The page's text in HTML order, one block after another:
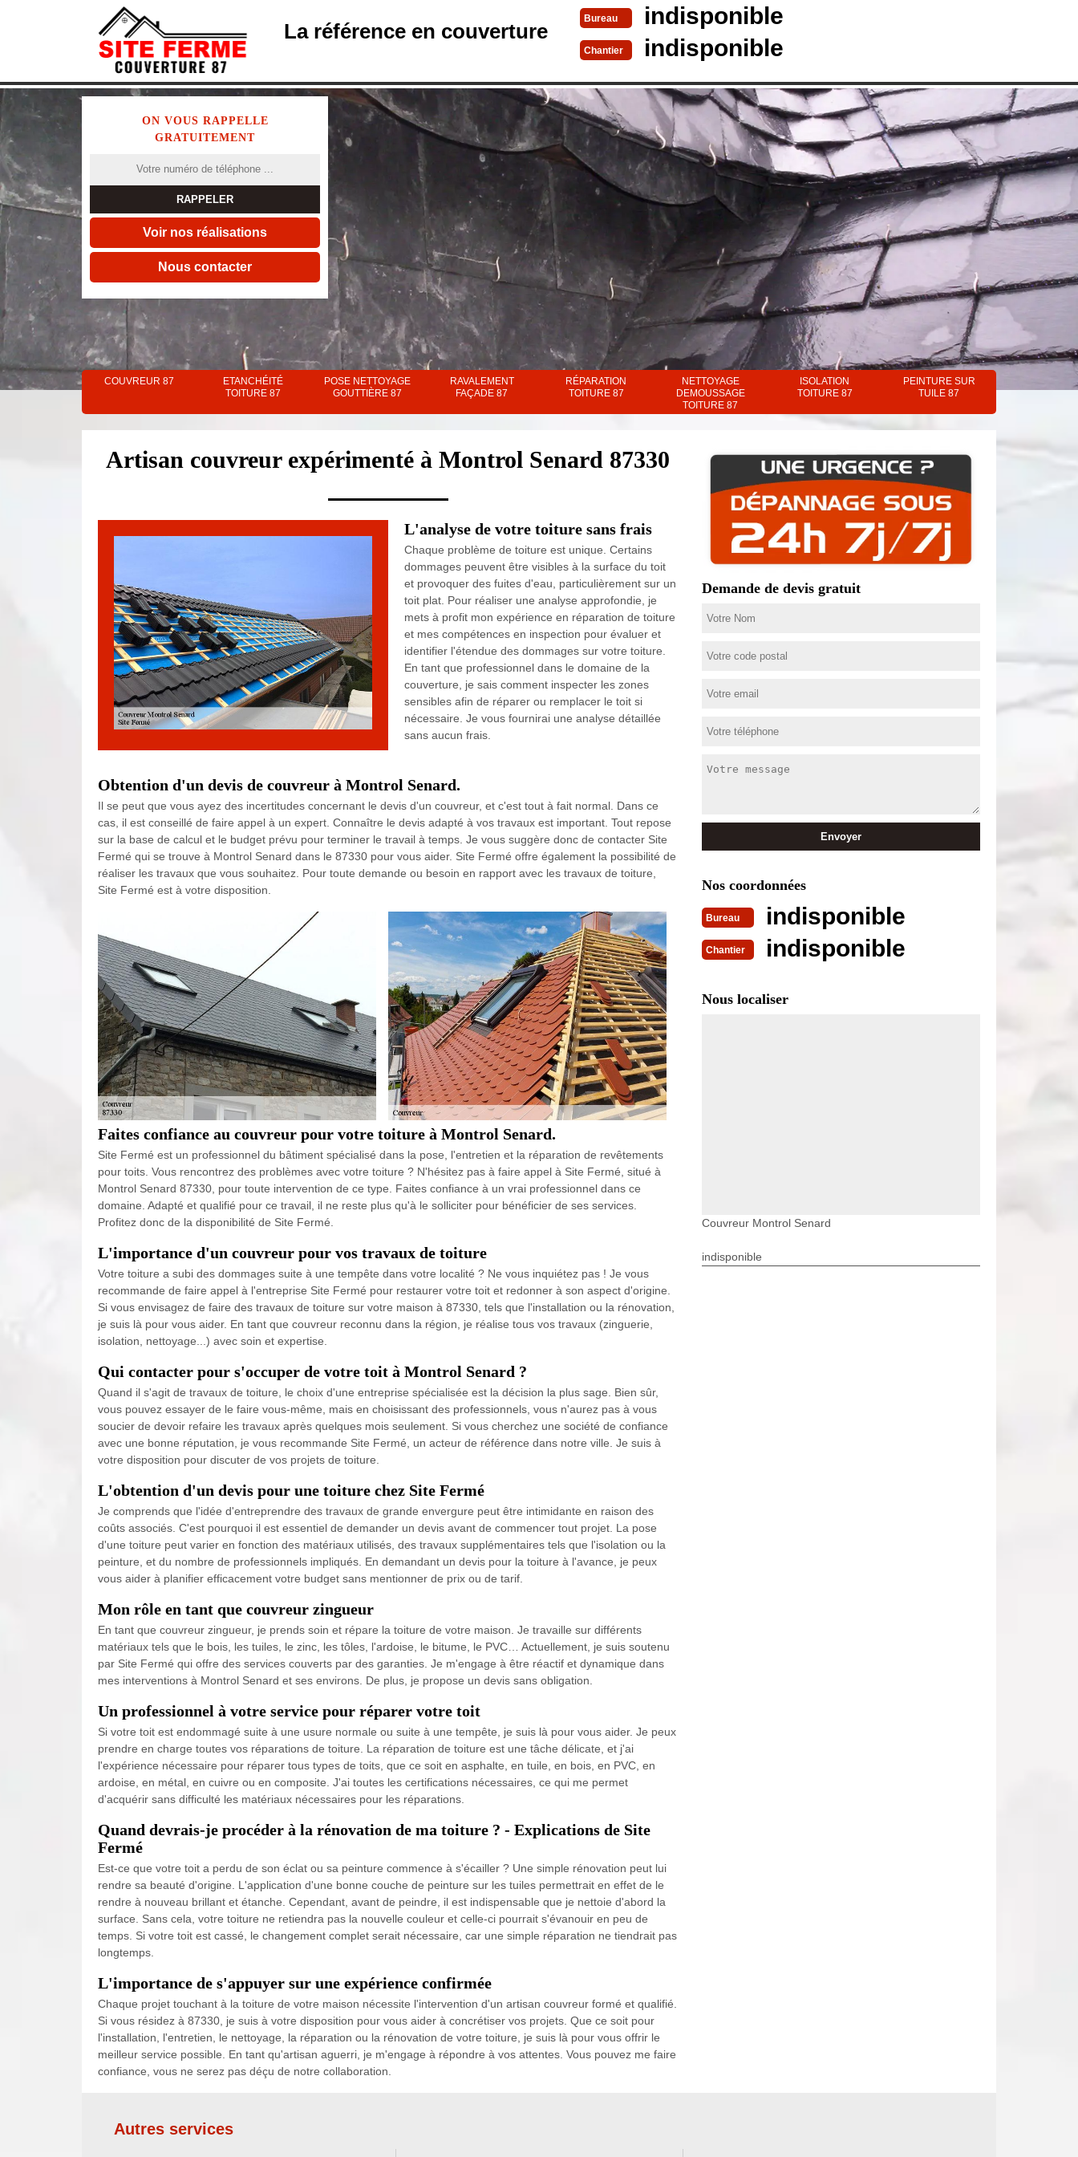
La référence en couverture
Bureau indisponible
Chantier indisponible
ON VOUS RAPPELLE
GRATUITEMENT
Voir nos réalisations
Nous contacter
COUVREUR 87
ETANCHÉITÉ
TOITURE 87
POSE NETTOYAGE
GOUTTIÈRE 87
RAVALEMENT
FAÇADE 87
RÉPARATION
TOITURE 87
NETTOYAGE
DEMOUSSAGE
TOITURE 87
ISOLATION
TOITURE 87
PEINTURE SUR
TUILE 87
Artisan couvreur expérimenté à Montrol Senard 87330
L'analyse de votre toiture sans frais
Chaque problème de toiture est unique. Certains
dommages peuvent être visibles à la surface du toit
et provoquer des fuites d'eau, particulièrement sur un
toit plat. Pour réaliser une analyse approfondie, je
mets à profit mon expérience en réparation de toiture
et mes compétences en inspection pour évaluer et
identifier l'étendue des dommages sur votre toiture.
En tant que professionnel dans le domaine de la
couverture, je sais comment inspecter les zones
sensibles afin de réparer ou remplacer le toit si
nécessaire. Je vous fournirai une analyse détaillée
sans aucun frais.
Obtention d'un devis de couvreur à Montrol Senard.
Il se peut que vous ayez des incertitudes concernant le devis d'un couvreur, et c'est tout à fait normal. Dans ce
cas, il est conseillé de faire appel à un expert. Connaître le devis adapté à vos travaux est important. Tout repose
sur la base de calcul et le budget prévu pour terminer le travail à temps. Je vous suggère donc de contacter Site
Fermé qui se trouve à Montrol Senard dans le 87330 pour vous aider. Site Fermé offre également la possibilité de
réaliser les travaux que vous souhaitez. Pour toute demande ou besoin en rapport avec les travaux de toiture,
Site Fermé est à votre disposition.
Faites confiance au couvreur pour votre toiture à Montrol Senard.
Site Fermé est un professionnel du bâtiment spécialisé dans la pose, l'entretien et la réparation de revêtements
pour toits. Vous rencontrez des problèmes avec votre toiture ? N'hésitez pas à faire appel à Site Fermé, situé à
Montrol Senard 87330, pour toute intervention de ce type. Faites confiance à un vrai professionnel dans ce
domaine. Adapté et qualifié pour ce travail, il ne reste plus qu'à le solliciter pour bénéficier de ses services.
Profitez donc de la disponibilité de Site Fermé.
L'importance d'un couvreur pour vos travaux de toiture
Votre toiture a subi des dommages suite à une tempête dans votre localité ? Ne vous inquiétez pas ! Je vous
recommande de faire appel à l'entreprise Site Fermé pour restaurer votre toit et redonner à son aspect d'origine.
Si vous envisagez de faire des travaux de toiture sur votre maison à 87330, tels que l'installation ou la rénovation,
je suis là pour vous aider. En tant que couvreur reconnu dans la région, je réalise tous vos travaux (zinguerie,
isolation, nettoyage...) avec soin et expertise.
Qui contacter pour s'occuper de votre toit à Montrol Senard ?
Quand il s'agit de travaux de toiture, le choix d'une entreprise spécialisée est la décision la plus sage. Bien sûr,
vous pouvez essayer de le faire vous-même, mais en choisissant des professionnels, vous n'aurez pas à vous
soucier de devoir refaire les travaux après quelques mois seulement. Si vous cherchez une société de confiance
avec une bonne réputation, je vous recommande Site Fermé, un acteur de référence dans notre ville. Je suis à
votre disposition pour discuter de vos projets de toiture.
L'obtention d'un devis pour une toiture chez Site Fermé
Je comprends que l'idée d'entreprendre des travaux de grande envergure peut être intimidante en raison des
coûts associés. C'est pourquoi il est essentiel de demander un devis avant de commencer tout projet. La pose
d'une toiture peut varier en fonction des matériaux utilisés, des travaux supplémentaires tels que l'isolation ou la
peinture, et du nombre de professionnels impliqués. En demandant un devis pour la toiture à l'avance, je peux
vous aider à planifier efficacement votre budget sans mentionner de prix ou de tarif.
Mon rôle en tant que couvreur zingueur
En tant que couvreur zingueur, je prends soin et répare la toiture de votre maison. Je travaille sur différents
matériaux tels que le bois, les tuiles, le zinc, les tôles, l'ardoise, le bitume, le PVC… Actuellement, je suis soutenu
par Site Fermé qui offre des services couverts par des garanties. Je m'engage à être réactif et dynamique dans
mes interventions à Montrol Senard et ses environs. De plus, je propose un devis sans obligation.
Un professionnel à votre service pour réparer votre toit
Si votre toit est endommagé suite à une usure normale ou suite à une tempête, je suis là pour vous aider. Je peux
prendre en charge toutes vos réparations de toiture. La réparation de toiture est une tâche délicate, et j'ai
l'expérience nécessaire pour réparer tous types de toits, que ce soit en asphalte, en tuile, en bois, en PVC, en
ardoise, en métal, en cuivre ou en composite. J'ai toutes les certifications nécessaires, ce qui me permet
d'acquérir sans difficulté les matériaux nécessaires pour les réparations.
Quand devrais-je procéder à la rénovation de ma toiture ? - Explications de Site
Fermé
Est-ce que votre toit a perdu de son éclat ou sa peinture commence à s'écailler ? Une simple rénovation peut lui
rendre sa beauté d'origine. L'application d'une bonne couche de peinture sur les tuiles permettrait en effet de le
rendre à nouveau brillant et étanche. Cependant, avant de peindre, il est indispensable que je nettoie d'abord la
surface. Sans cela, votre toiture ne retiendra pas la nouvelle couleur et celle-ci pourrait s'évanouir en peu de
temps. Si votre toit est cassé, le changement complet serait nécessaire, car une simple réparation ne tiendrait pas
longtemps.
L'importance de s'appuyer sur une expérience confirmée
Chaque projet touchant à la toiture de votre maison nécessite l'intervention d'un artisan couvreur formé et qualifié.
Si vous résidez à 87330, je suis à votre disposition pour vous aider à concrétiser vos projets. Que ce soit pour
l'installation, l'entretien, le nettoyage, la réparation ou la rénovation de votre toiture, je suis là pour vous offrir le
meilleur service possible. En tant qu'artisan aguerri, je m'engage à répondre à vos attentes. Vous pouvez me faire
confiance, vous ne serez pas déçu de notre collaboration.
Demande de devis gratuit
Nos coordonnées
Bureau indisponible
Chantier indisponible
Nous localiser
Couvreur Montrol Senard
indisponible
Autres services